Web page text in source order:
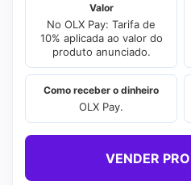
Valor
No OLX Pay: Tarifa de
10% aplicada ao valor do
produto anunciado.
Como receber o dinheiro
OLX Pay.
VENDER